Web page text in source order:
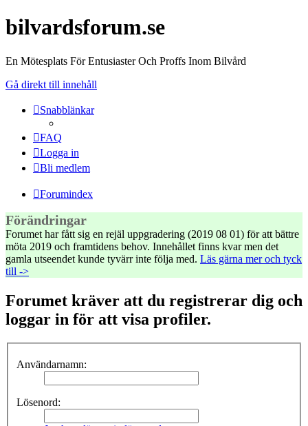
bilvardsforum.se
En Mötesplats För Entusiaster Och Proffs Inom Bilvård
Gå direkt till innehåll
Snabblänkar
FAQ
Logga in
Bli medlem
Forumindex
Förändringar
Forumet har fått sig en rejäl uppgradering (2019 08 01) för att bättre
möta 2019 och framtidens behov. Innehållet finns kvar men det
gamla utseendet kunde tyvärr inte följa med. Läs gärna mer och tyck
till ->
Forumet kräver att du registrerar dig och
loggar in för att visa profiler.
Användarnamn:
Lösenord: